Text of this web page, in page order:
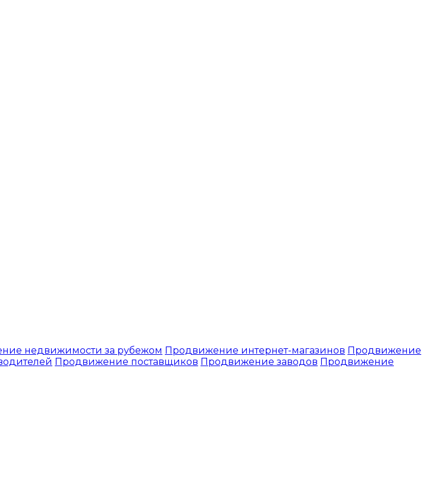
недвижимости за рубежом Продвижение интернет-магазинов Продвижение
Продвижение поставщиков Продвижение заводов Продвижение